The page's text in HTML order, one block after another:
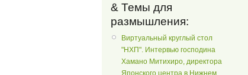
& Темы для
размышления:
Виртуальный круглый стол
"НХП". Интервью господина
Хамано Митихиро, директора
Японского центра в Нижнем